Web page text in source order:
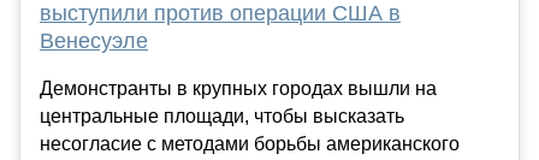
выступили против операции США в
Венесуэле
Демонстранты в крупных городах вышли на
центральные площади, чтобы высказать
несогласие с методами борьбы американского